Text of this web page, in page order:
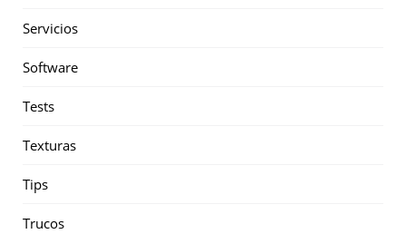
Servicios
Software
Tests
Texturas
Tips
Trucos